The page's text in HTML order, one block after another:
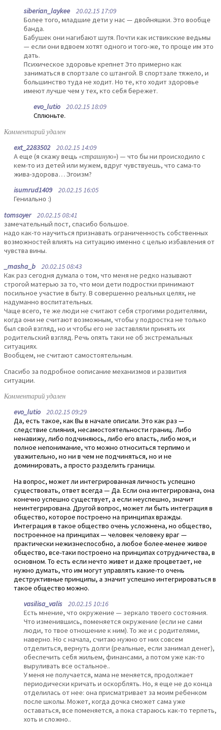
siberian_laykee 20.02.15 17:09
Более того, младшие дети у нас — двойняшки. Это вообще
банда.
Бабушек они нагибают шутя. Почти как иствикские ведьмы
— если они вдвоем хотят одного и того-же, то проще им это
дать.
Психическое здоровье крепнет Это примерно как
заниматься в спортзале со штангой. В спортзале тяжело, и
большинство туда не ходит. Но те, кто ходит здоровье
имеют лучше чем у тех, кто себя бережет.
evo_lutio20.02.15 18:09
Сплюньте.
Комментарий удален
ext_2283502 20.02.15 14:09
А еще (я скажу вещь «страшную») — что бы ни происходило с
кем-то из детей или мужем, вдруг чувствуешь, что сама-то
жива-здорова… Эгоизм?
isumrud1409 20.02.15 16:05
Гениально :)
tomsoyer20.02.15 08:41
замечательный пост, спасибо большое.
надо как-то научиться признавать ограниченность собственных
возможностей влиять на ситуацию именно с целью избавления от
чувства вины.
_masha_b 20.02.15 08:43
Как раз сегодня думала о том, что меня не редко называют
строгой матерью за то, что мои дети подростки принимают
посильное участие в быту. В совершенно реальных целях, не
надуманно воспитательных.
Чаще всего, те же люди не считают себя строгими родителями,
когда они не считают возможным, чтобы у подростка не только
был свой взгляд, но и чтобы его не заставляли принять их
родительский взгляд. Речь опять таки не об экстремальных
ситуациях.
Вообщем, не считают самостоятельным.
Спасибо за подробное оописание механизмов и развития
ситуации.
Комментарий удален
evo_lutio20.02.15 09:29
Да, есть такое, как Вы в начале описали. Это как раз —
следствие слияния, несамостоятельности границ. Либо
ненавижу, либо подчиняюсь, либо его власть, либо моя, и
полное непонимание, что можно относиться терпимо и
уважительно, но ни в чем не подчиняться, но и не
доминировать, а просто разделить границы.
На вопрос, может ли интегрированная личность успешно
существовать, ответ всегда — Да. Если она интегрирована, она
конечно успешно существует, а если неуспешно, значит
неинтегрирована. Другой вопрос, может ли быть интеграция в
общество, которое построено на принципах вражды.
Интеграция в такое общество очень усложнена, но общество,
построенное на принципах — человек человеку враг —
практически нежизнеспособно, а любое более-менее живое
общество, все-таки построено на принципах сотрудничества, в
основном. То есть если нечто живет и даже процветает, не
нужно думать, что им могут управлять какие-то очень
деструктивные принципы, а значит успешно интегрироваться в
такое общество можно.
vasilisa_valis 20.02.15 10:16
Есть мнение, что окружение — зеркало твоего состояния.
Что изменившись, поменяется окружение (если не сами
люди, то твое отношение к ним). То же и с родителями,
наверно. Но с начала, считаю нужно от них совсем
отделиться, вернуть долги (реальные, если занимал денег),
обеспечить себя жильем, финансами, а потом уже как-то
выруливать все остальное..
У меня не получается, мама не меняется, продолжает
периодически кричать и оскорблять. Но, я еще не до конца
отделилась от нее: она присматривает за моим ребенком
после школы. Может, когда дочка сможет сама уже
оставаться, все поменяется, а пока стараюсь как-то терпеть,
хоть и сложно..